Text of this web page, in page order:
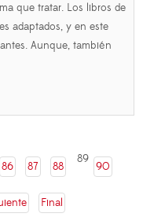
que tratar. Los libros de
adaptados, y en este
Aunque, también
86 87 88
89
90
Final